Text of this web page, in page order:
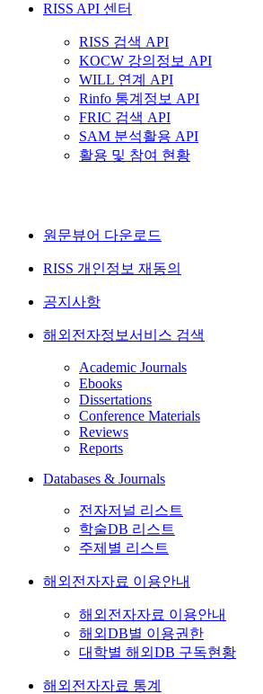
RISS API 센터
RISS 검색 API
KOCW 강의정보 API
WILL 연계 API
Rinfo 통계정보 API
FRIC 검색 API
SAM 분석활용 API
활용 및 참여 현황
원문뷰어 다운로드
RISS 개인정보 재동의
공지사항
해외전자정보서비스 검색
Academic Journals
Ebooks
Dissertations
Conference Materials
Reviews
Reports
Databases & Journals
전자저널 리스트
학술DB 리스트
주제별 리스트
해외전자자료 이용안내
해외전자자료 이용안내
해외DB별 이용권한
대학별 해외DB 구독현황
해외전자자료 통계